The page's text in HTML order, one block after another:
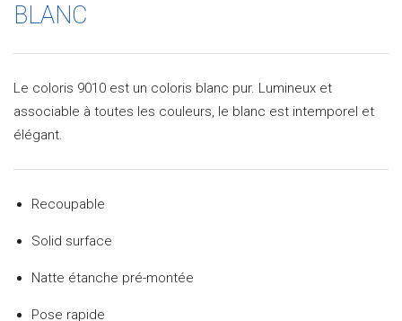
BLANC
Le coloris 9010 est un coloris blanc pur. Lumineux et
associable à toutes les couleurs, le blanc est intemporel et
élégant.
Recoupable
Solid surface
Natte étanche pré-montée
Pose rapide